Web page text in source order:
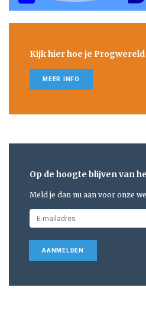
Kijk hier hoe je
MEER INFO
Op de hoogte blijven van
Meld je dan nu aan voor onze
AANMELDEN